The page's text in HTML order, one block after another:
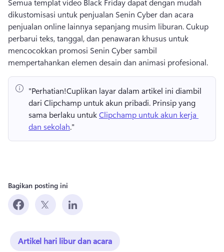
Semua templat video Black Friday dapat dengan mudah
dikustomisasi untuk penjualan Senin Cyber dan acara
penjualan online lainnya sepanjang musim liburan. Cukup
perbarui teks, tanggal, dan penawaran khusus untuk
mencocokkan promosi Senin Cyber sambil
mempertahankan elemen desain dan animasi profesional.
"Perhatian!Cuplikan layar dalam artikel ini diambil
dari Clipchamp untuk akun pribadi. Prinsip yang
sama berlaku untuk Clipchamp untuk akun kerja
dan sekolah."
Bagikan posting ini
Artikel hari libur dan acara